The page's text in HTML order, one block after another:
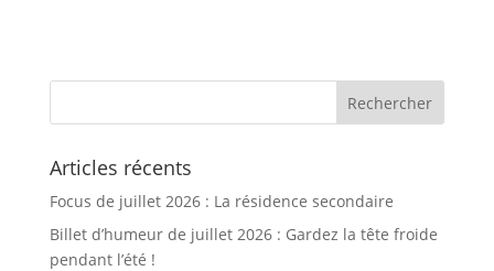
Articles récents
Focus de juillet 2026 : La résidence secondaire
Billet d’humeur de juillet 2026 : Gardez la tête froide
pendant l’été !